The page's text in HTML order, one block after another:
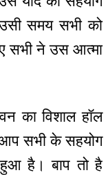
समय सभी को
सभी ने उस आत्मा
का विशाल हॉल
आप सभी के सहयोग
है। बाप तो है